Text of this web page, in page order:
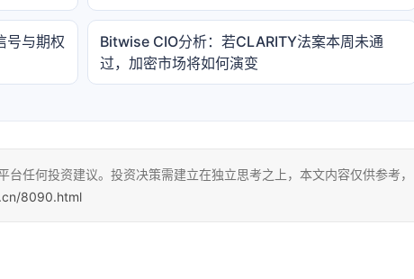
号与期权
Bitwise CIO分析：若CLARITY法案本周未通
过，加密市场将如何演变
任何投资建议。投资决策需建立在独立思考之上，本文内容仅供参考，
8090.html